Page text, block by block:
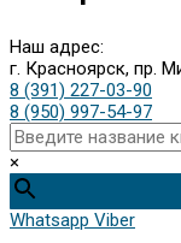
Наш адрес:
г. Красноярск, пр.
8 (391) 227-03-90
8 (950) 997-54-97
×
Whatsapp Viber